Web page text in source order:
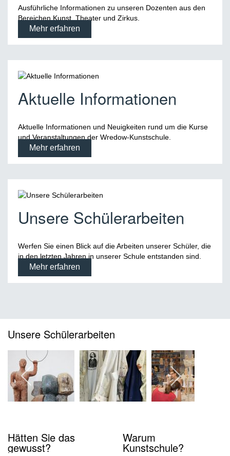
Ausführliche Informationen zu unseren Dozenten aus den
Bereichen Kunst, Theater und Zirkus.
Mehr erfahren
Aktuelle Informationen
Aktuelle Informationen und Neuigkeiten rund um die Kurse
und Veranstaltungen der Wredow-Kunstschule.
Mehr erfahren
Unsere Schülerarbeiten
Werfen Sie einen Blick auf die Arbeiten unserer Schüler, die
in den letzten Jahren in unserer Schule entstanden sind.
Mehr erfahren
Unsere Schülerarbeiten
Hätten Sie das
gewusst?
Warum
Kunstschule?